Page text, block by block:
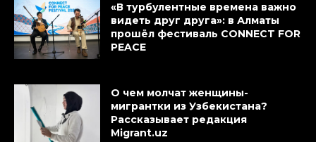
«В турбулентные времена важно
видеть друг друга»: в Алматы
прошёл фестиваль CONNECT FOR
PEACE
О чем молчат женщины-
мигрантки из Узбекистана?
Рассказывает редакция
Migrant.uz